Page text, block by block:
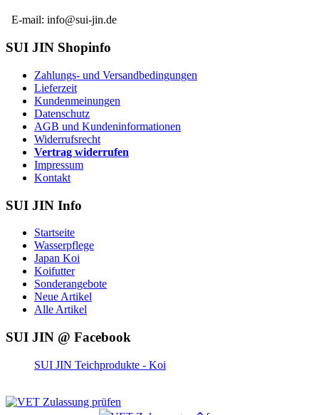
E-mail: info@sui-jin.de
SUI JIN Shopinfo
Zahlungs- und Versandbedingungen
Lieferzeit
Kundenmeinungen
Datenschutz
AGB und Kundeninformationen
Widerrufsrecht
Vertrag widerrufen
Impressum
Kontakt
SUI JIN Info
Startseite
Wasserpflege
Japan Koi
Koifutter
Sonderangebote
Neue Artikel
Alle Artikel
SUI JIN @ Facebook
SUI JIN Teichprodukte - Koi